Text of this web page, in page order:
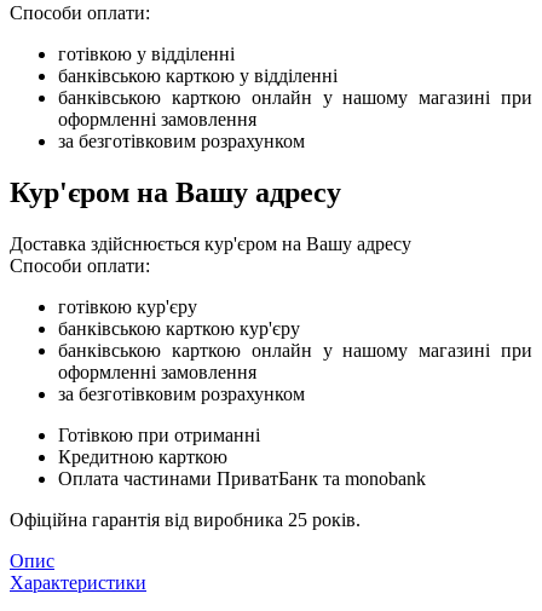
Способи оплати:
готівкою у відділенні
банківською карткою у відділенні
банківською карткою онлайн у нашому магазині при
оформленні замовлення
за безготівковим розрахунком
Кур'єром на Вашу адресу
Доставка здійснюється кур'єром на Вашу адресу
Способи оплати:
готівкою кур'єру
банківською карткою кур'єру
банківською карткою онлайн у нашому магазині при
оформленні замовлення
за безготівковим розрахунком
Готівкою при отриманні
Кредитною карткою
Оплата частинами ПриватБанк та monobank
Офіційна гарантія від виробника 25 років.
Опис
Характеристики